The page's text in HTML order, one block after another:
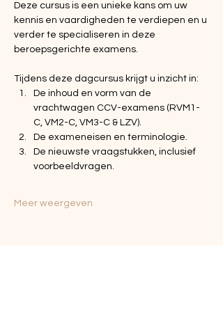
Deze cursus is een unieke kans om uw
kennis en vaardigheden te verdiepen en u
verder te specialiseren in deze
beroepsgerichte examens.
Tijdens deze dagcursus krijgt u inzicht in:
De inhoud en vorm van de
vrachtwagen CCV-examens (RVM1-
C, VM2-C, VM3-C & LZV).
De exameneisen en terminologie.
De nieuwste vraagstukken, inclusief
voorbeeldvragen.
Meer weergeven